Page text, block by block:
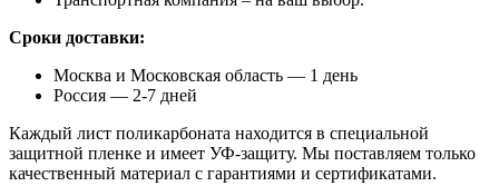
Сроки доставки:
Москва и Московская область — 1 день
Россия — 2-7 дней
Каждый лист поликарбоната находится в специальной
защитной пленке и имеет УФ-защиту. Мы поставляем только
качественный материал с гарантиями и сертификатами.